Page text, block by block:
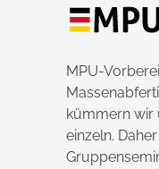
MPU-
kümmern wir
einzeln.